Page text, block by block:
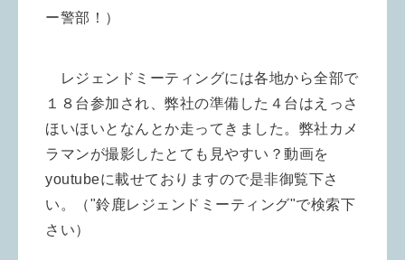
ー警部！）
レジェンドミーティングには各地から全部で
１８台参加され、弊社の準備した４台はえっさ
ほいほいとなんとか走ってきました。 弊社カメ
ラマンが撮影したとても見やすい？動画を
youtubeに載せておりますので是非御覧下さ
い。（"鈴鹿レジェンドミーティング"で検索下
さい）